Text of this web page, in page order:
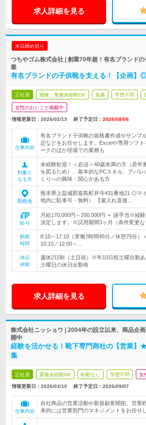
求人詳細を見る
本日締め切り
つちやゴム株式会社 | 創業70年超！有名ブランド
業
有名ブランドの子供靴を支える！【企画】
正社員 職種・業種未経験OK 急募 学歴不問
女性のおしごと掲載中
情報更新日：2026/02/13 終了予定日： 2026/08/06
仕事内容
有名ブランド子供靴の規格書作成やサンプ
定などをお任せします。Excelや専用ソフ
ークのほか現場での業務も
対象と
なる方
未経験歓迎！＜必須＞40歳未満の方（若年
を図るため）、基本的なPCスキル、アパ
くりへの興味・関心がある方
勤務地
熊本県上益城郡嘉島町井寺431番地21 ◎マ
地内に駐車可・無料） 【雇入れ直後…
給与
月給170,000円～200,000円 ＋ 諸手当※経験
決定します。※試用期間3ヶ月（条件変更な
勤務
時間
8:10～17:10（実働7時間45分／休憩75分）
10:10／12:00～…
休日
休暇
週休2日制（土日祝）※年10日程土曜出勤
土曜日の休日出勤有
求人詳細を見る
株式会社ニッショウ | 2004年の設立以来、商品企
開中
経験を活かせる！靴下専門商社の【営業】
集
正社員 業種未経験OK 転勤なし 学歴不問 女
情報更新日：2026/03/10 終了予定日： 2026/09/07
仕事内容
自社商品の営業活動や新規顧客開拓、営業
来的には営業部門のマネジメントをお任せし